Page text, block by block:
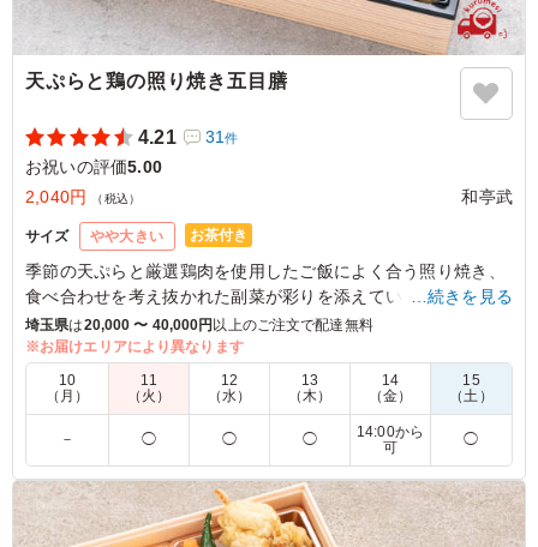
天ぷらと鶏の照り焼き五目膳
4.21 31件
お祝いの評価5.00
2,040円
（税込） 和亭武
サイズ やや大きい お茶付き
季節の天ぷらと厳選鶏肉を使用したご飯によく合う照り焼き、
食べ合わせを考え抜かれた副菜が彩りを添えています。
和亭武自慢の五目炊き込みご飯と共にご堪能ください。
※「五目炊き込みご飯」は「白飯」に変更可能です。下のプル
ダウンより選択してください。
イベント用に注文しました。こちらのお弁当は、男性が食
べても満足」できる量です。 味付けは濃くもなく薄くも
なく中間程度かなと思います。 ただ１点気になったの
…続きを見る
埼玉県は20,000 〜 40,000円以上のご注文で配達無料
※お届けエリアにより異なります
10
（月）
11
（火）
12
（水）
13
（木）
14
（金）
15
（土）
－ ◯ ◯ ◯
14:00から
可
◯